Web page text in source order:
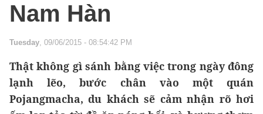
Nam Hàn
Tuesday, 09/06/2015 - 08:54:42 PM
Thật không gì sánh bằng việc trong ngày đông
lạnh lẽo, bước chân vào một quán
Pojangmacha, du khách sẽ cảm nhận rõ hơi